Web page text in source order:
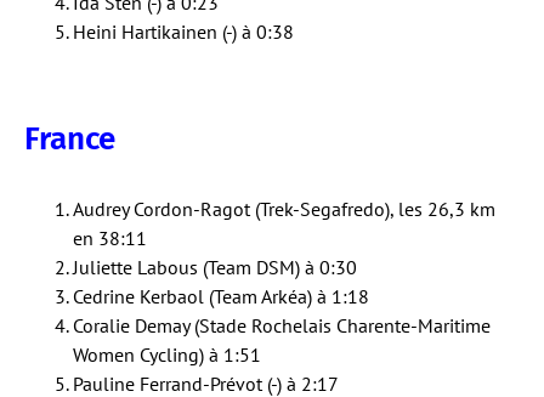
Heini Hartikainen (-) à 0:38
France
Audrey Cordon-Ragot (Trek-Segafredo), les 26,3 km
en 38:11
Juliette Labous (Team DSM) à 0:30
Cedrine Kerbaol (Team Arkéa) à 1:18
Coralie Demay (Stade Rochelais Charente-Maritime
Women Cycling) à 1:51
Pauline Ferrand-Prévot (-) à 2:17